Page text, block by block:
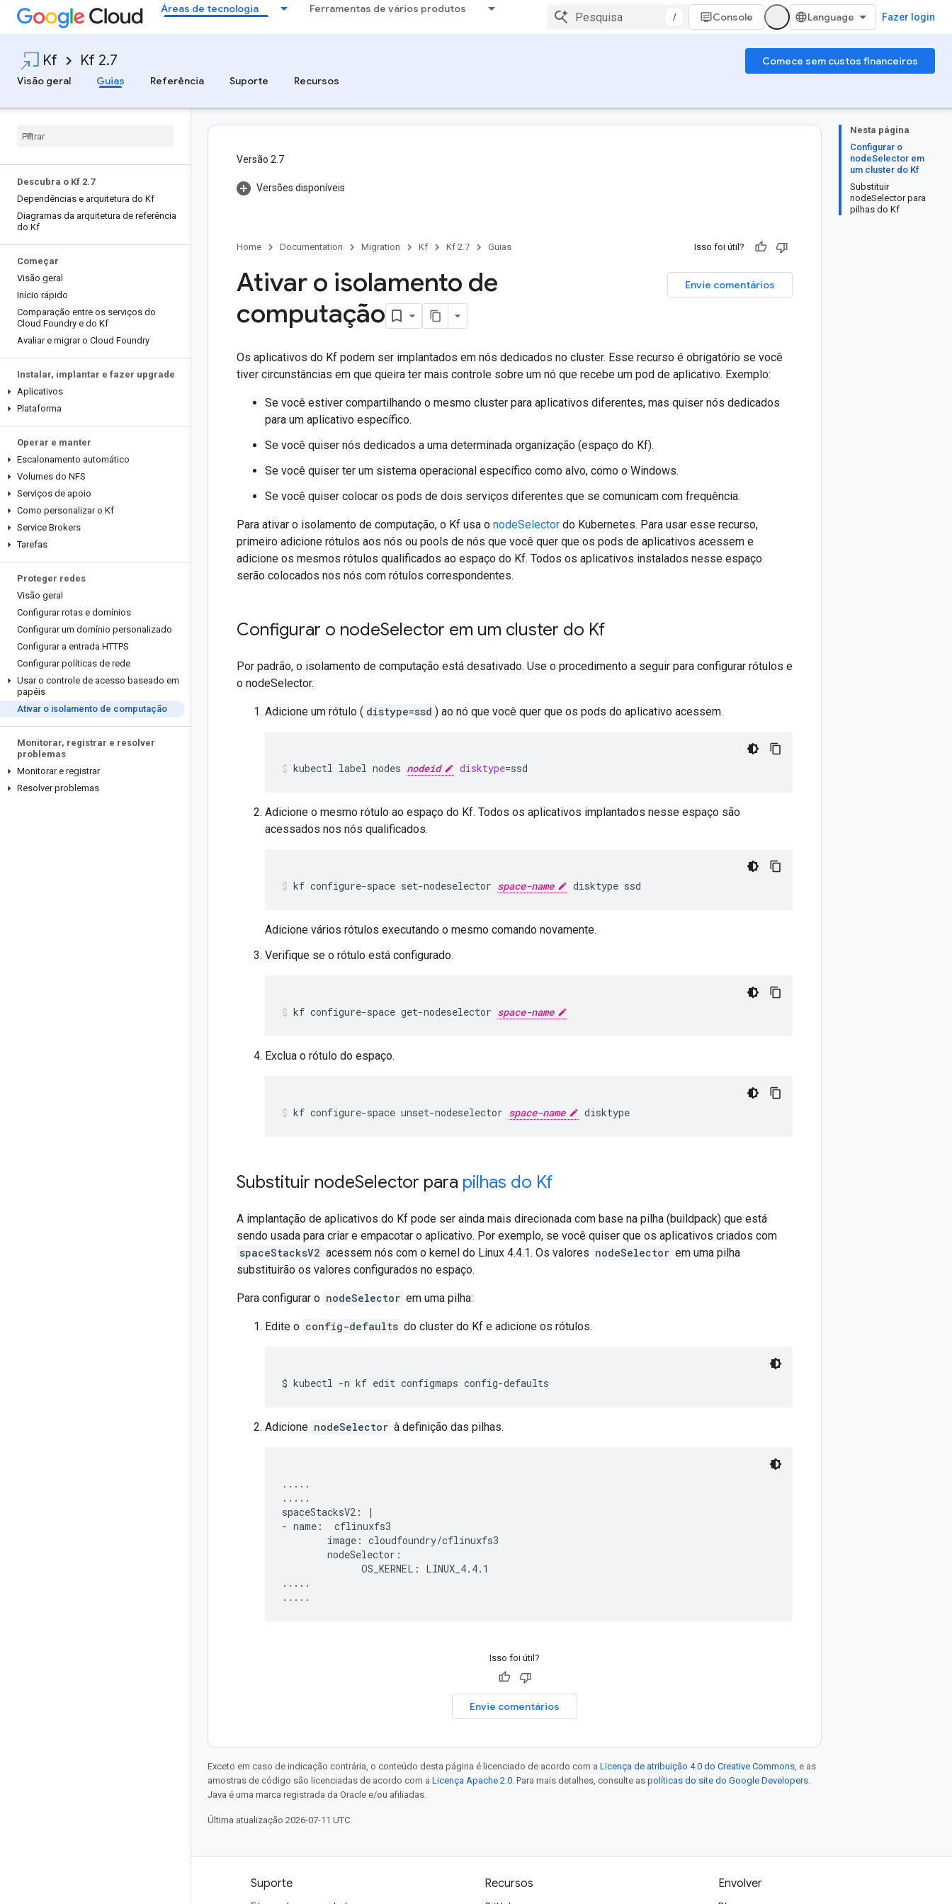
Áreas de tecnologia Ferramentas de vários produtos
/ Console Fazer login
Kf Kf 2.7
Comece sem custos financeiros
Visão geral
Guias Referência Suporte Recursos
Descubra o Kf 2.7
Dependências e arquitetura do Kf
Diagramas da arquitetura de referência
do Kf
Começar
Visão geral
Início rápido
Comparação entre os serviços do
Cloud Foundry e do Kf
Avaliar e migrar o Cloud Foundry
Instalar, implantar e fazer upgrade
Aplicativos
Plataforma
Operar e manter
Escalonamento automático
Volumes do NFS
Serviços de apoio
Como personalizar o Kf
Service Brokers
Tarefas
Proteger redes
Visão geral
Configurar rotas e domínios
Configurar um domínio personalizado
Configurar a entrada HTTPS
Configurar políticas de rede
Usar o controle de acesso baseado em
papéis
Ativar o isolamento de computação
Monitorar, registrar e resolver
problemas
Monitorar e registrar
Resolver problemas
Nesta página
Configurar o
nodeSelector em
um cluster do Kf
Substituir
nodeSelector para
pilhas do Kf
Versão 2.7
Versões disponíveis
Home Documentation Migration Kf Kf 2.7 Guias Isso foi útil?
Envie comentários
Ativar o isolamento de
computação
Os aplicativos do Kf podem ser implantados em nós dedicados no cluster. Esse recurso é obrigatório se você
tiver circunstâncias em que queira ter mais controle sobre um nó que recebe um pod de aplicativo. Exemplo:
Se você estiver compartilhando o mesmo cluster para aplicativos diferentes, mas quiser nós dedicados
para um aplicativo específico.
Se você quiser nós dedicados a uma determinada organização (espaço do Kf).
Se você quiser ter um sistema operacional específico como alvo, como o Windows.
Se você quiser colocar os pods de dois serviços diferentes que se comunicam com frequência.
Para ativar o isolamento de computação, o Kf usa o nodeSelector do Kubernetes. Para usar esse recurso,
primeiro adicione rótulos aos nós ou pools de nós que você quer que os pods de aplicativos acessem e
adicione os mesmos rótulos qualificados ao espaço do Kf. Todos os aplicativos instalados nesse espaço
serão colocados nos nós com rótulos correspondentes.
Configurar o nodeSelector em um cluster do Kf
Por padrão, o isolamento de computação está desativado. Use o procedimento a seguir para configurar rótulos e
o nodeSelector.
Adicione um rótulo ( distype=ssd ) ao nó que você quer que os pods do aplicativo acessem.
kubectl label nodes nodeid disktype=ssd
Adicione o mesmo rótulo ao espaço do Kf. Todos os aplicativos implantados nesse espaço são
acessados nos nós qualificados.
kf configure-space set-nodeselector space-name disktype ssd
Adicione vários rótulos executando o mesmo comando novamente.
Verifique se o rótulo está configurado.
kf configure-space get-nodeselector space-name
Exclua o rótulo do espaço.
kf configure-space unset-nodeselector space-name disktype
Substituir nodeSelector para pilhas do Kf
A implantação de aplicativos do Kf pode ser ainda mais direcionada com base na pilha (buildpack) que está
sendo usada para criar e empacotar o aplicativo. Por exemplo, se você quiser que os aplicativos criados com
spaceStacksV2 acessem nós com o kernel do Linux 4.4.1. Os valores nodeSelector em uma pilha
substituirão os valores configurados no espaço.
Para configurar o nodeSelector em uma pilha:
Edite o config-defaults do cluster do Kf e adicione os rótulos.
Adicione nodeSelector à definição das pilhas.
.....
.....
spaceStacksV2: |
- name:  cflinuxfs3
        image: cloudfoundry/cflinuxfs3
        nodeSelector:
              OS_KERNEL: LINUX_4.4.1
.....
Isso foi útil?
Envie comentários
Exceto em caso de indicação contrária, o conteúdo desta página é licenciado de acordo com a Licença de atribuição 4.0 do Creative Commons, e as
amostras de código são licenciadas de acordo com a Licença Apache 2.0. Para mais detalhes, consulte as políticas do site do Google Developers.
Java é uma marca registrada da Oracle e/ou afiliadas.
Última atualização 2026-07-11 UTC.
Suporte Recursos Envolver